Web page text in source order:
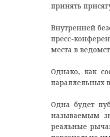
принять
Внутренней
пресс-
места в
Однако, как
параллельных
Одна будет
называемым
реальные